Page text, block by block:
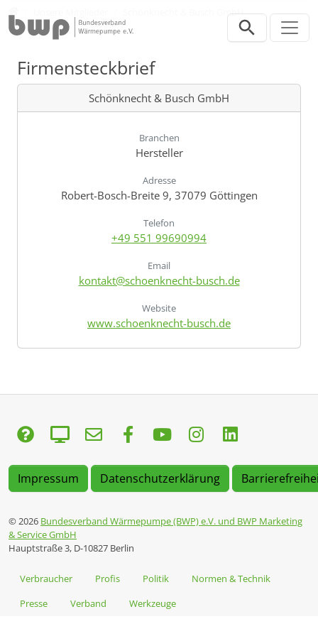
Schönknecht & Busch GmbH
Firmensteckbrief
Schönknecht & Busch GmbH
Branchen
Hersteller
Adresse
Robert-Bosch-Breite 9, 37079 Göttingen
Telefon
+49 551 99690994
Email
kontakt@schoenknecht-busch.de
Website
www.schoenknecht-busch.de
Impressum Datenschutzerklärung
© 2026 Bundesverband Wärmepumpe (BWP) e.V. und BWP Marketing
& Service GmbH
Hauptstraße 3, D-10827 Berlin
Verbraucher Profis Politik
Normen & Technik
Presse
Verband Werkzeuge